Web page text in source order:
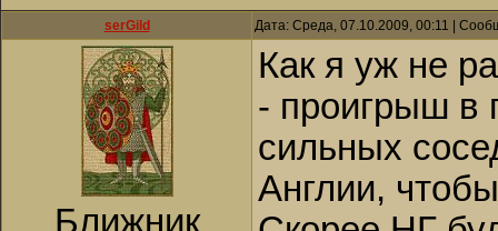
serGild Дата: Среда, 07.10.2009, 00:11 |
Ближник
Как я уж не
- проигрыш в
сильных
Англии,